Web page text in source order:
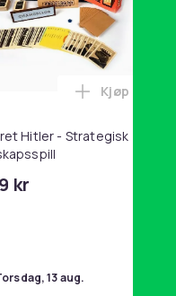
i handlekurven
i A4-størrelse - 24
Hitler - Strategisk
kr
Legg
Kjøp
torsdag, 13 aug.